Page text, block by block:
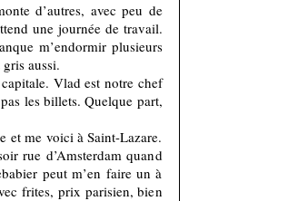
d’autres, avec peu de
une journée de travail.
m’endormir plusieurs
aussi.
Vlad est notre chef
les billets. Quelque part,
et me voici à Saint-Lazare.
rue d’Amsterdam quand
peut m’en faire un à
frites, prix parisien, bien